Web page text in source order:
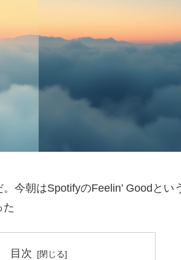
今朝はSpotifyのFeelin’ Goodとい
た
目次